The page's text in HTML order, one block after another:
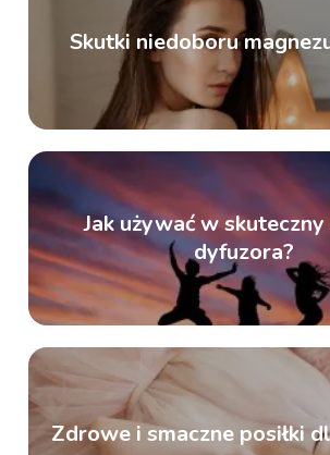
Skutki niedoboru
Jak używać w
dyfuzora?
Zdrowe i smaczne posiłki